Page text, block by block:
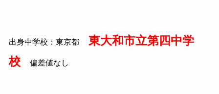
出身中学校：東京都
東大和市立第四中学
校
偏差値なし